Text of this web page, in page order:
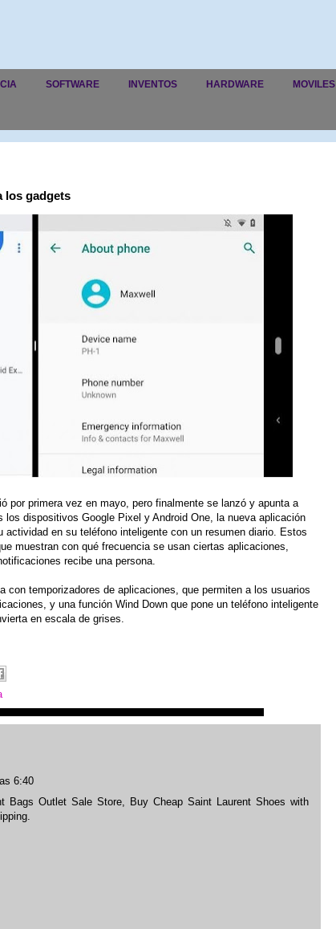
SOFTWARE INVENTOS HARDWARE MOVILES
los gadgets
por primera vez en mayo, pero finalmente se lanzó y apunta a
dispositivos Google Pixel y Android One, la nueva aplicación
en su teléfono inteligente con un resumen diario. Estos
muestran con qué frecuencia se usan ciertas aplicaciones,
recibe una persona.
con temporizadores de aplicaciones, que permiten a los usuarios
y una función Wind Down que pone un teléfono inteligente
en escala de grises.
6:40
Bags Outlet Sale Store, Buy Cheap Saint Laurent Shoes with